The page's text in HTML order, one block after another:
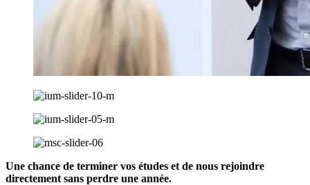
Une chance de terminer vos études et de nous rejoindre
directement sans perdre une année.